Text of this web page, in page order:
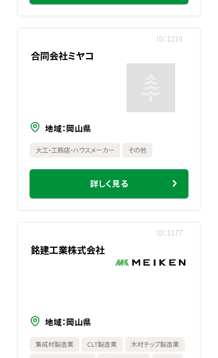
ID 1210
合同会社ミヤコ
地域 岡山県
大工・工務店・ハウスメーカー その他
詳しく見る
ID 1177
銘建工業株式会社
地域 岡山県
集成材製造業 CLT製造業
木材チップ製造業